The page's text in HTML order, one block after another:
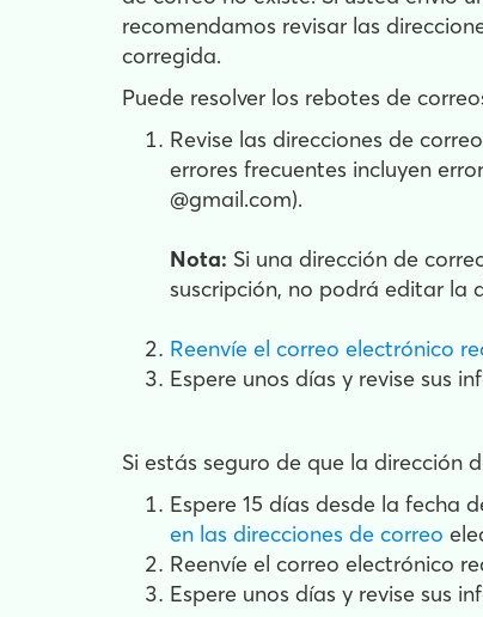
recomendamos revisar las
corregida.
Puede resolver los rebotes de
Revise las direcciones de
errores frecuentes incluyen
@gmail.com).
Nota: Si una dirección de
suscripción, no podrá editar la
Reenvíe el correo electrónico
Espere unos días y revise sus
Si estás seguro de que la dirección
Espere 15 días desde la fecha
en las direcciones de correo
Reenvíe el correo electrónico
Espere unos días y revise sus